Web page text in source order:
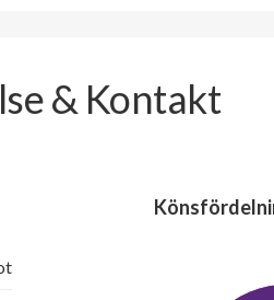
& Kontakt